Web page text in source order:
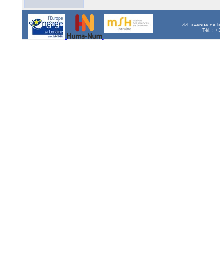
44, avenue de
Tél. :